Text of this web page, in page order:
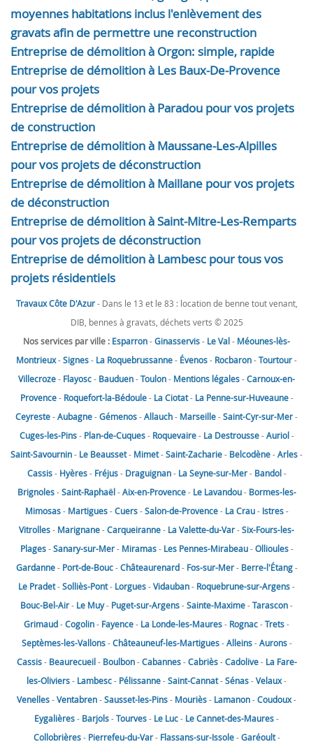
moyennes habitations inclus l'enlèvement des
gravats afin de permettre une reconstruction
Entreprise de démolition à Orgon: simple, rapide
Entreprise de démolition à Les Baux-De-Provence
pour vos projets
Entreprise de démolition à Paradou pour vos projets
de construction
Entreprise de démolition à Maussane-Les-Alpilles
pour vos projets de déconstruction
Entreprise de démolition à Maillane pour vos projets
de déconstruction
Entreprise de démolition à Saint-Mitre-Les-Remparts
pour vos projets de déconstruction
Entreprise de démolition à Lambesc pour tous vos
projets résidentiels
Travaux Côte D'Azur- Dans le 13 et le 83 : location de benne tout venant,
DIB, bennes à gravats, déchets verts © 2025
Nos services par ville : Esparron-Ginasservis- Le Val- Méounes-lès-
Montrieux-Signes- La Roquebrussanne- Évenos- Rocbaron-Tourtour-
Villecroze- Flayosc- Bauduen-Toulon- Mentions légales-Carnoux-en-
Provence- Roquefort-la-Bédoule- La Ciotat- La Penne-sur-Huveaune-
Ceyreste-Aubagne-Gémenos-Allauch- Marseille-Saint-Cyr-sur-Mer-
Cuges-les-Pins- Plan-de-Cuques- Roquevaire- La Destrousse-Auriol-
Saint-Savournin- Le Beausset- Mimet-Saint-Zacharie- Belcodène-Arles-
Cassis- Hyères- Fréjus- Draguignan- La Seyne-sur-Mer- Bandol-
Brignoles-Saint-Raphaël-Aix-en-Provence- Le Lavandou- Bormes-les-
Mimosas- Martigues-Cuers-Salon-de-Provence- La Crau- Istres-
Vitrolles- Marignane-Carqueiranne- La Valette-du-Var-Six-Fours-les-
Plages-Sanary-sur-Mer- Miramas- Les Pennes-Mirabeau-Ollioules-
Gardanne- Port-de-Bouc-Châteaurenard- Fos-sur-Mer- Berre-l'Étang-
Le Pradet-Solliès-Pont- Lorgues-Vidauban- Roquebrune-sur-Argens-
Bouc-Bel-Air- Le Muy- Puget-sur-Argens-Sainte-Maxime-Tarascon-
Grimaud-Cogolin- Fayence- La Londe-les-Maures- Rognac-Trets-
Septèmes-les-Vallons-Châteauneuf-les-Martigues-Alleins-Aurons-
Cassis- Beaurecueil- Boulbon-Cabannes-Cabriès-Cadolive- La Fare-
les-Oliviers- Lambesc- Pélissanne-Saint-Cannat-Sénas-Velaux-
Venelles-Ventabren-Sausset-les-Pins- Mouriès- Lamanon-Coudoux-
Eygalières- Barjols-Tourves- Le Luc- Le Cannet-des-Maures-
Collobrières- Pierrefeu-du-Var- Flassans-sur-Issole-Garéoult-